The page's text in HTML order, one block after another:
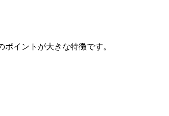
イントが大きな特徴です。